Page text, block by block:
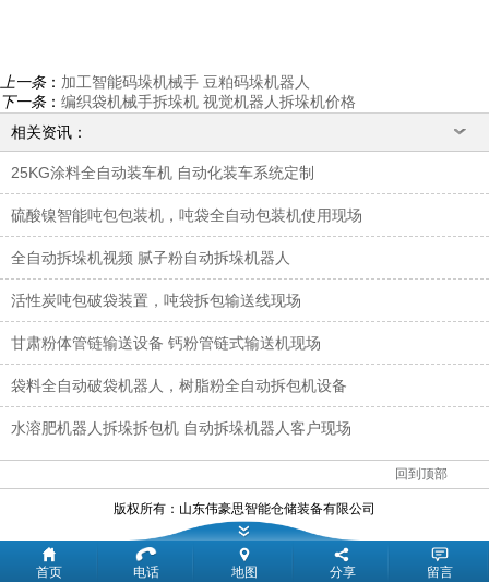
上一条： 加工智能码垛机械手 豆粕码垛机器人
下一条： 编织袋机械手拆垛机 视觉机器人拆垛机价格
相关资讯：
25KG涂料全自动装车机 自动化装车系统定制
硫酸镍智能吨包包装机，吨袋全自动包装机使用现场
全自动拆垛机视频 腻子粉自动拆垛机器人
活性炭吨包破袋装置，吨袋拆包输送线现场
甘肃粉体管链输送设备 钙粉管链式输送机现场
袋料全自动破袋机器人，树脂粉全自动拆包机设备
水溶肥机器人拆垛拆包机 自动拆垛机器人客户现场
回到顶部
版权所有： 山东伟豪思智能仓储装备有限公司
首页 电话 地图 分享 留言